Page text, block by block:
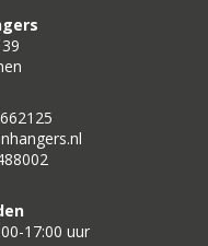
17:00 uur